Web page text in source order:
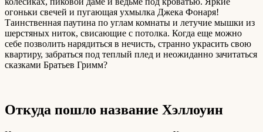
огоньки свечей и пугающая ухмылка Джека Фонаря!
Таинственная паутина по углам комнаты и летучие мышки из
шерстяных ниток, свисающие с потолка. Когда еще можно
себе позволить нарядиться в нечисть, странно украсить свою
квартиру, забраться под теплый плед и неожиданно зачитаться
сказками Братьев Гримм?
Откуда пошло название Хэллоуин